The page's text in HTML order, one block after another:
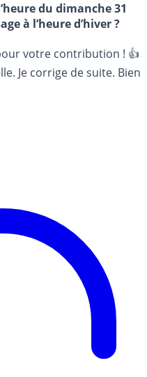
du dimanche 31
à l’heure d’hiver ?
votre contribution ! 👍
Je corrige de suite. Bien